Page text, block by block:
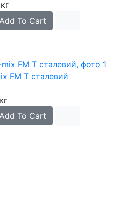
Add To Cart
FM T сталевий
Add To Cart